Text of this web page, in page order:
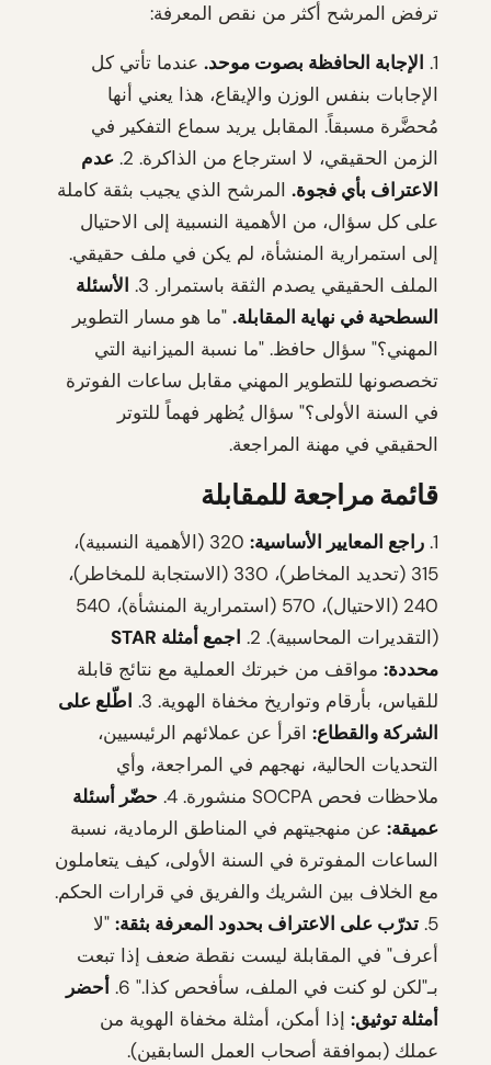
ترفض المرشح أكثر من نقص المعرفة:
1. الإجابة الحافظة بصوت موحد. عندما تأتي كل
الإجابات بنفس الوزن والإيقاع، هذا يعني أنها
مُحضَّرة مسبقاً. المقابل يريد سماع التفكير في
الزمن الحقيقي، لا استرجاع من الذاكرة. 2.
عدم
الاعتراف بأي فجوة. المرشح الذي يجيب بثقة كاملة
على كل سؤال، من الأهمية النسبية إلى الاحتيال
إلى استمرارية المنشأة، لم يكن في ملف حقيقي.
الملف الحقيقي يصدم الثقة باستمرار. 3.
الأسئلة
السطحية في نهاية المقابلة. "ما هو مسار التطوير
المهني؟" سؤال حافظ. "ما نسبة الميزانية التي
تخصصونها للتطوير المهني مقابل ساعات الفوترة
في السنة الأولى؟" سؤال يُظهر فهماً للتوتر
الحقيقي في مهنة المراجعة.
قائمة مراجعة للمقابلة
1. راجع المعايير الأساسية:
320 (الأهمية النسبية)،
315 (تحديد المخاطر)، 330 (الاستجابة للمخاطر)،
240 (الاحتيال)، 570 (استمرارية المنشأة)، 540
(التقديرات المحاسبية). 2.
اجمع أمثلة STAR
محددة: مواقف من خبرتك العملية مع نتائج قابلة
للقياس، بأرقام وتواريخ مخفاة الهوية. 3.
اطّلع على
الشركة والقطاع: اقرأ عن عملائهم الرئيسيين،
التحديات الحالية، نهجهم في المراجعة، وأي
ملاحظات فحص SOCPA منشورة. 4.
حضّر أسئلة
عميقة: عن منهجيتهم في المناطق الرمادية، نسبة
الساعات المفوترة في السنة الأولى، كيف يتعاملون
مع الخلاف بين الشريك والفريق في قرارات الحكم.
5. تدرّب على الاعتراف بحدود المعرفة بثقة: "لا
أعرف" في المقابلة ليست نقطة ضعف إذا تبعت
بـ"لكن لو كنت في الملف، سأفحص كذا." 6.
أحضر
أمثلة توثيق: إذا أمكن، أمثلة مخفاة الهوية من
عملك (بموافقة أصحاب العمل السابقين).